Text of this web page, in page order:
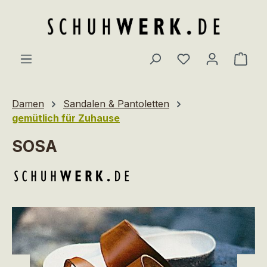
Du hast 0
Damen
Sandalen & Pantoletten
gemütlich für Zuhause
SOSA
Bildergalerie überspringen